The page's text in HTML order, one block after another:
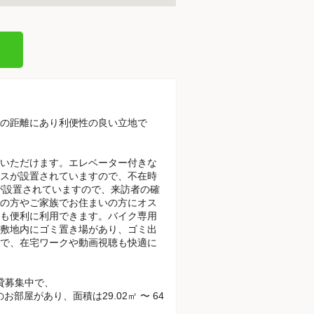
距離にあり利便性の良い立地で
ただけます。エレベーター付きな
が設置されていますので、不在時
置されていますので、来訪者の確
方やご家族でお住まいの方にオス
便利に利用できます。バイク専用
地内にゴミ置き場があり、ゴミ出
、在宅ワークや動画視聴も快適に
集中で、
部屋があり、面積は29.02㎡ 〜 64